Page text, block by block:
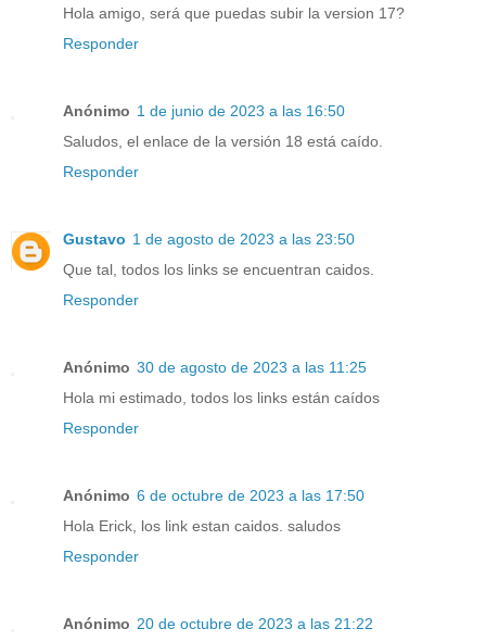
Hola amigo, será que puedas subir la version 17?
Responder
Anónimo 1 de junio de 2023 a las 16:50
Saludos, el enlace de la versión 18 está caído.
Responder
Gustavo 1 de agosto de 2023 a las 23:50
Que tal, todos los links se encuentran caidos.
Responder
Anónimo 30 de agosto de 2023 a las 11:25
Hola mi estimado, todos los links están caídos
Responder
Anónimo 6 de octubre de 2023 a las 17:50
Hola Erick, los link estan caidos. saludos
Responder
Anónimo 20 de octubre de 2023 a las 21:22